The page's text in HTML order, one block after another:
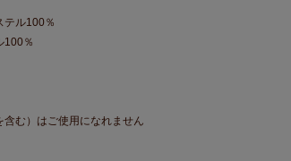
テル100％
100％
む）はご使用になれません